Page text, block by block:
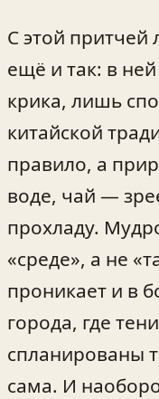
С этой притчей
ещё и так: в
крика, лишь
китайской
правило, а
воде, чай —
прохладу.
«среде», а не
проникает и в
города, где
спланированы
сама. И